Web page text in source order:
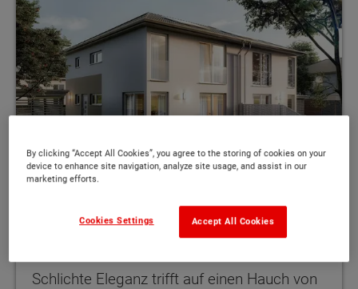
Doppelhaus Aura 136
Schlichte Eleganz trifft auf einen Hauch von
By clicking “Accept All Cookies”, you agree to the storing of cookies on your
device to enhance site navigation, analyze site usage, and assist in our
marketing efforts.
Accept All Cookies
Cookies Settings